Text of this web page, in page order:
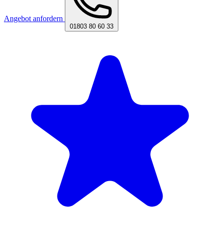
Angebot anfordern
01803 80 60 33